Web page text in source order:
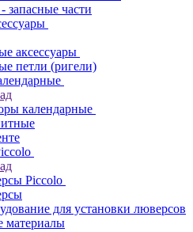
запасные части
аксессуары
петли (ригели)
календарные
Piccolo
для установки люверсов
материалы